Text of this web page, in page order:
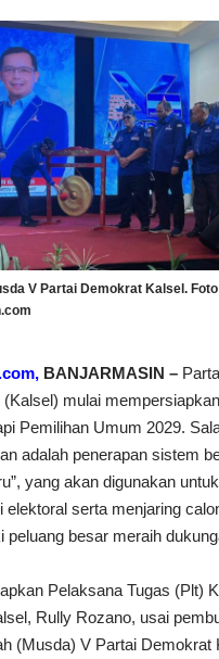
V Partai Demokrat Kalsel.
BANJARMASIN –
(Kalsel) mulai
Pemilihan Umum 2029.
adalah penerapan sistem
yang akan digunakan untuk
elektoral serta menjaring
peluang besar meraih
Pelaksana Tugas (Plt)
Rully Rozano, usai
(Musda) V Partai Demokrat